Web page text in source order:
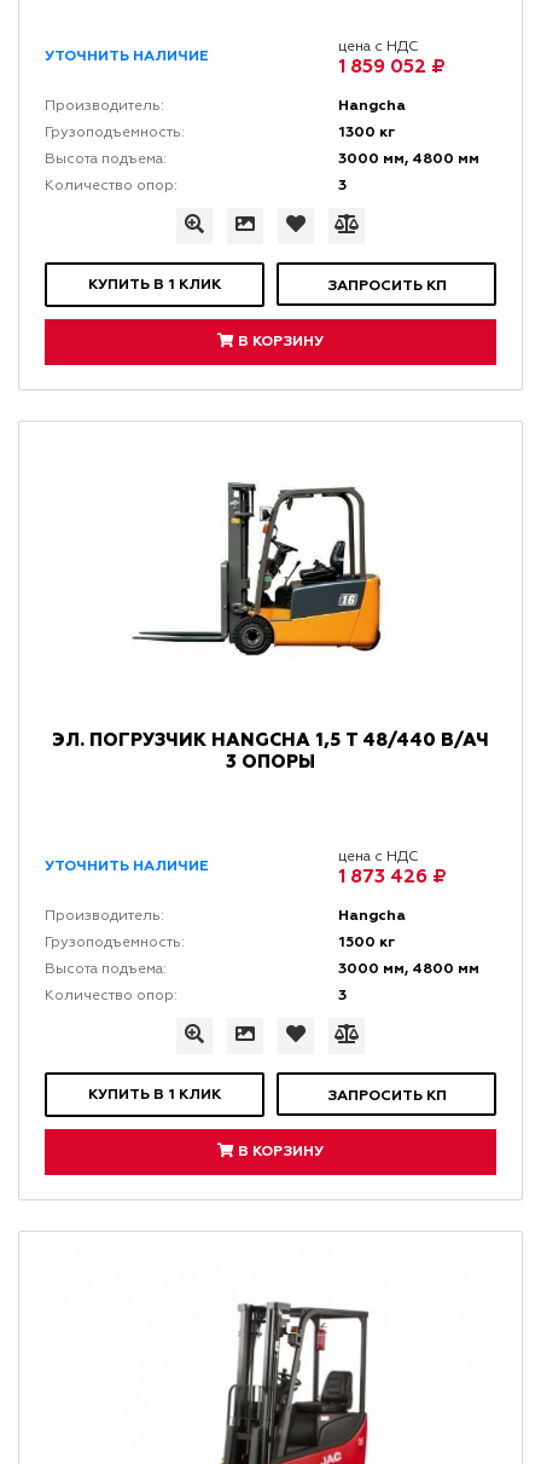
УТОЧНИТЬ НАЛИЧИЕ
цена с НДС
1 859 052 ₽
Производитель: Hangcha
Грузоподъемность: 1300 кг
Высота подъема: 3000 мм, 4800 мм
Количество опор: 3
КУПИТЬ В 1 КЛИК ЗАПРОСИТЬ КП
В КОРЗИНУ
ЭЛ. ПОГРУЗЧИК HANGCHA 1,5 Т 48/440 В/АЧ
3 ОПОРЫ
УТОЧНИТЬ НАЛИЧИЕ
цена с НДС
1 873 426 ₽
Производитель: Hangcha
Грузоподъемность: 1500 кг
Высота подъема: 3000 мм, 4800 мм
Количество опор: 3
КУПИТЬ В 1 КЛИК ЗАПРОСИТЬ КП
В КОРЗИНУ